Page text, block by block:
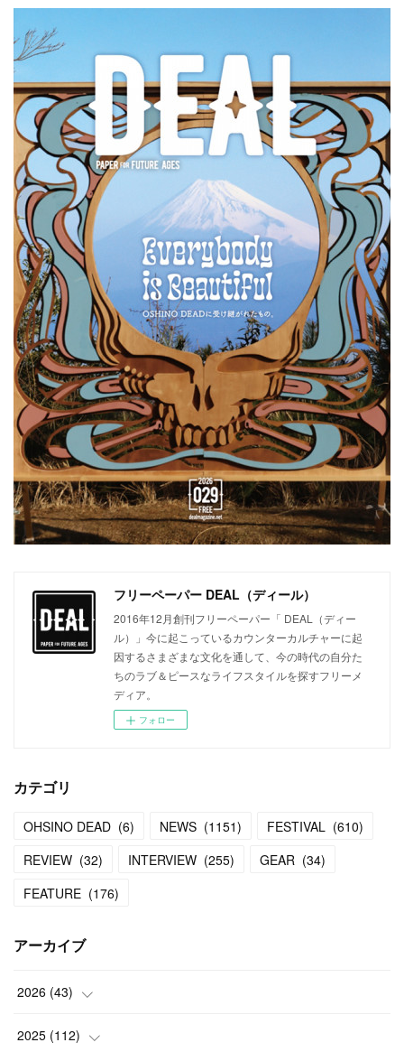
フリーペーパー DEAL（ディール）
2016年12月創刊フリーペーパー「 DEAL（ディー
ル）」今に起こっているカウンターカルチャーに起
因するさまざまな文化を通して、今の時代の自分た
ちのラブ＆ピースなライフスタイルを探すフリーメ
ディア。
フォロー
カテゴリ
OHSINO DEAD (6) NEWS (1151) FESTIVAL (610)
REVIEW (32) INTERVIEW (255) GEAR (34)
FEATURE (176)
アーカイブ
2026 (43)
( 2)
2025 (112)